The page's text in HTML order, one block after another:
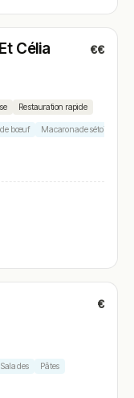
Célia
€€
Restauration rapide
de bœuf Macaronade sétoise
€
Salades Pâtes